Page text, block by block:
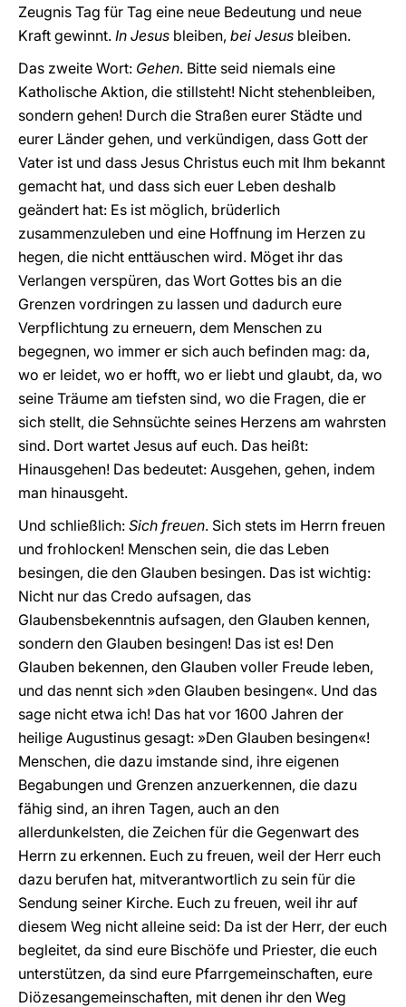
Zeugnis Tag für Tag eine neue Bedeutung und neue
Kraft gewinnt. In Jesus bleiben, bei Jesus bleiben.
Das zweite Wort: Gehen. Bitte seid niemals eine
Katholische Aktion, die stillsteht! Nicht stehenbleiben,
sondern gehen! Durch die Straßen eurer Städte und
eurer Länder gehen, und verkündigen, dass Gott der
Vater ist und dass Jesus Christus euch mit Ihm bekannt
gemacht hat, und dass sich euer Leben deshalb
geändert hat: Es ist möglich, brüderlich
zusammenzuleben und eine Hoffnung im Herzen zu
hegen, die nicht enttäuschen wird. Möget ihr das
Verlangen verspüren, das Wort Gottes bis an die
Grenzen vordringen zu lassen und dadurch eure
Verpflichtung zu erneuern, dem Menschen zu
begegnen, wo immer er sich auch befinden mag: da,
wo er leidet, wo er hofft, wo er liebt und glaubt, da, wo
seine Träume am tiefsten sind, wo die Fragen, die er
sich stellt, die Sehnsüchte seines Herzens am wahrsten
sind. Dort wartet Jesus auf euch. Das heißt:
Hinausgehen! Das bedeutet: Ausgehen, gehen, indem
man hinausgeht.
Und schließlich: Sich freuen. Sich stets im Herrn freuen
und frohlocken! Menschen sein, die das Leben
besingen, die den Glauben besingen. Das ist wichtig:
Nicht nur das Credo aufsagen, das
Glaubensbekenntnis aufsagen, den Glauben kennen,
sondern den Glauben besingen! Das ist es! Den
Glauben bekennen, den Glauben voller Freude leben,
und das nennt sich »den Glauben besingen«. Und das
sage nicht etwa ich! Das hat vor 1600 Jahren der
heilige Augustinus gesagt: »Den Glauben besingen«!
Menschen, die dazu imstande sind, ihre eigenen
Begabungen und Grenzen anzuerkennen, die dazu
fähig sind, an ihren Tagen, auch an den
allerdunkelsten, die Zeichen für die Gegenwart des
Herrn zu erkennen. Euch zu freuen, weil der Herr euch
dazu berufen hat, mitverantwortlich zu sein für die
Sendung seiner Kirche. Euch zu freuen, weil ihr auf
diesem Weg nicht alleine seid: Da ist der Herr, der euch
begleitet, da sind eure Bischöfe und Priester, die euch
unterstützen, da sind eure Pfarrgemeinschaften, eure
Diözesangemeinschaften, mit denen ihr den Weg